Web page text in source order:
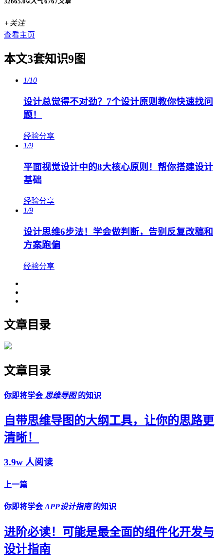
+关注
查看主页
本文3套知识9图
1/10
设计总觉得不对劲？7个设计原则教你快速找问
题！
经验分享
1/9
平面视觉设计中的8大核心原则！帮你搭建设计
基础
经验分享
1/9
设计思维6步法！学会做判断，告别反复改稿和
方案跑偏
经验分享
文章目录
文章目录
你即将学会 思维导图的知识
自带思维导图的大纲工具，让你的思路更
清晰！
3.9w 人阅读
上一篇
你即将学会 APP设计指南的知识
进阶必读！可能是最全面的组件化开发与
设计指南